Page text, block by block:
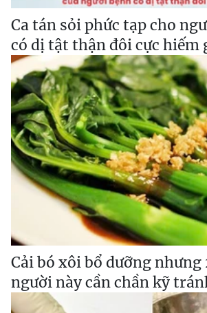
Ca tán sỏi phức tạp cho
có dị tật thận đôi cực hiếm
Cải bó xôi bổ dưỡng nhưng
người này cần chần kỹ